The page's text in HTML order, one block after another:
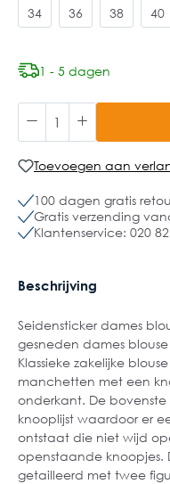
34 36 38 40
1 - 5 dagen
Toevoegen aan
100 dagen gratis
Gratis verzending
Klantenservice: 020
Beschrijving
Seidensticker dames
gesneden dames
Klassieke zakelijke
manchetten met een
onderkant. De
knooplijst waardoor er
ontstaat die niet wijd
openstaande knoopjes.
getailleerd met twee